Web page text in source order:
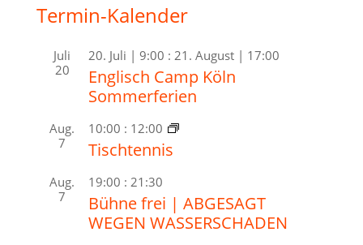
Termin-Kalender
Juli
20
20. Juli | 9:00 : 21. August | 17:00
Englisch Camp Köln
Sommerferien
Aug.
7
10:00 : 12:00
Tischtennis
Aug.
7
19:00 : 21:30
Bühne frei | ABGESAGT
WEGEN WASSERSCHADEN